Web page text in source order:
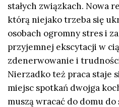
stałych związkach. Nowa
którą niejako trzeba się
osobach ogromny stres i
przyjemnej ekscytacji w
zdenerwowanie i
Nierzadko też praca staje
miejsc spotkań dwojga
muszą wracać do domu